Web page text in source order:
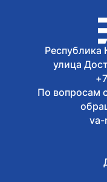
Как
Республика
улица
По вопросам
va-